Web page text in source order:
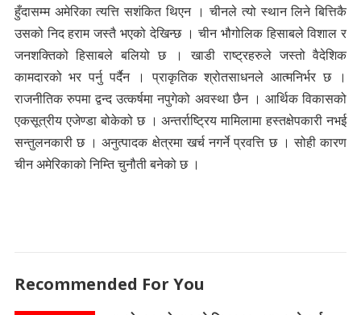
हुँदासम्म अमेरिका त्यत्ति सशंकित थिएन । चीनले त्यो स्थान लिने बित्तिकै
उसको निद हराम जस्तै भएको देखिन्छ । चीन भौगोलिक हिसाबले विशाल र
जनशक्तिको हिसाबले बलियो छ । खाडी राष्ट्रहरुले जस्तो वैदेशिक
कामदारको भर पर्नु पर्दैन । प्राकृतिक श्रोतसाधनले आत्मनिर्भर छ ।
राजनीतिक रुपमा द्वन्द उत्कर्षमा नपुगेको अवस्था छैन । आर्थिक विकासको
एकसूत्रीय एजेण्डा बोकेको छ । अन्तर्राष्ट्रिय मामिलामा हस्तक्षेपकारी नभई
सन्तुलनकारी छ । अनुत्पादक क्षेत्रमा खर्च नगर्ने प्रवत्ति छ । सोही कारण
चीन अमेरिकाको निम्ति चुनौती बनेको छ ।
Recommended For You